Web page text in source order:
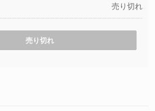
売り切れ
売り切れ